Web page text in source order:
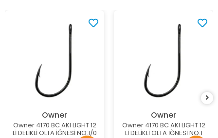
Owner
Owner 4170 BC AKI LIGHT 12
Lİ DELİKLİ OLTA İĞNESİ NO:1/0
Owner
Owner 4170 BC AKI LIGHT 12
Lİ DELİKLİ OLTA İĞNESİ NO:1